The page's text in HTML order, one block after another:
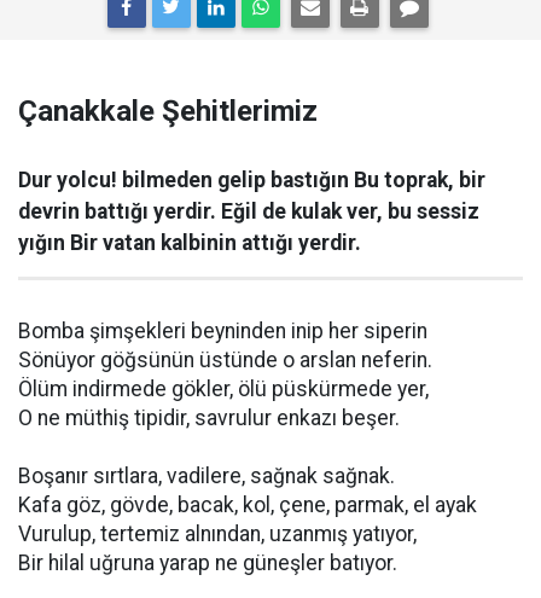
Çanakkale Şehitlerimiz
Dur yolcu! bilmeden gelip bastığın Bu toprak, bir
devrin battığı yerdir. Eğil de kulak ver, bu sessiz
yığın Bir vatan kalbinin attığı yerdir.
Bomba şimşekleri beyninden inip her siperin
Sönüyor göğsünün üstünde o arslan neferin.
Ölüm indirmede gökler, ölü püskürmede yer,
O ne müthiş tipidir, savrulur enkazı beşer.
Boşanır sırtlara, vadilere, sağnak sağnak.
Kafa göz, gövde, bacak, kol, çene, parmak, el ayak
Vurulup, tertemiz alnından, uzanmış yatıyor,
Bir hilal uğruna yarap ne güneşler batıyor.